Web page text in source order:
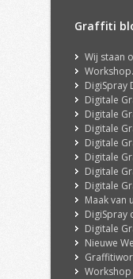
Graffiti
Wij staan
DigiSpray
Digitale
Digitale
Digitale
Digitale
Digitale
Digitale
Digitale
Maak van uw evenement,
DigiSpray
Digitale
Nieuwe
Workshop